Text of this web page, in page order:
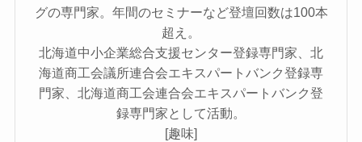
グの専門家。年間のセミナーなど登壇回数は100本
超え。
北海道中小企業総合支援センター登録専門家、北
海道商工会議所連合会エキスパートバンク登録専
門家、北海道商工会連合会エキスパートバンク登
録専門家として活動。
[趣味]